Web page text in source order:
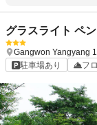
グラスライト ペ
Gangwon Yangyang
駐車場あり
フ